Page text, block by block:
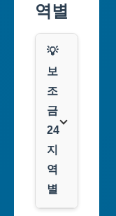
역별
💡
보
조
금
24
지
역
별